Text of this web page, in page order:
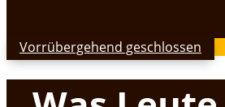
Vorrübergehend geschlossen